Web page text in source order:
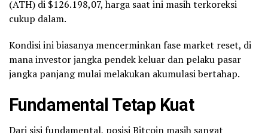
(ATH) di $126.198,07, harga saat ini masih terkoreksi
cukup dalam.
Kondisi ini biasanya mencerminkan fase market reset, di
mana investor jangka pendek keluar dan pelaku pasar
jangka panjang mulai melakukan akumulasi bertahap.
Fundamental Tetap Kuat
Dari sisi fundamental, posisi Bitcoin masih sangat